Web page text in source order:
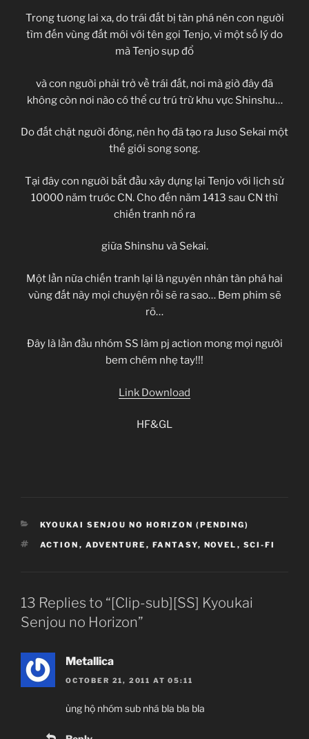
Trong tương lai xa, do trái đất bị tàn phá nên con người
tìm đến vùng đất mới với tên gọi Tenjo, vì một số lý do
mà Tenjo sụp đổ
và con người phải trở về trái đất, nơi mà giờ đây đã
không còn nơi nào có thể cư trú trừ khu vực Shinshu…
Do đất chật người đông, nên họ đã tạo ra Juso Sekai một
thế giới song song.
Tại đây con người bắt đầu xây dựng lại Tenjo với lịch sử
10000 năm trước CN. Cho đến năm 1413 sau CN thì
chiến tranh nổ ra
giữa Shinshu và Sekai.
Một lần nữa chiến tranh lại là nguyên nhân tàn phá hai
vùng đất này mọi chuyện rồi sẽ ra sao… Bem phim sẽ
rõ…
Đây là lần đầu nhóm SS làm pj action mong mọi người
bem chém nhẹ tay!!!
Link Download
HF&GL
CATEGORIES
KYOUKAI SENJOU NO HORIZON (PENDING)
TAGS
ACTION , ADVENTURE , FANTASY, NOVEL , SCI-FI
13 Replies to “[Clip-sub][SS] Kyoukai
Senjou no Horizon”
Metallica
OCTOBER 21, 2011 AT 05:11
ủng hộ nhóm sub nhá bla bla bla